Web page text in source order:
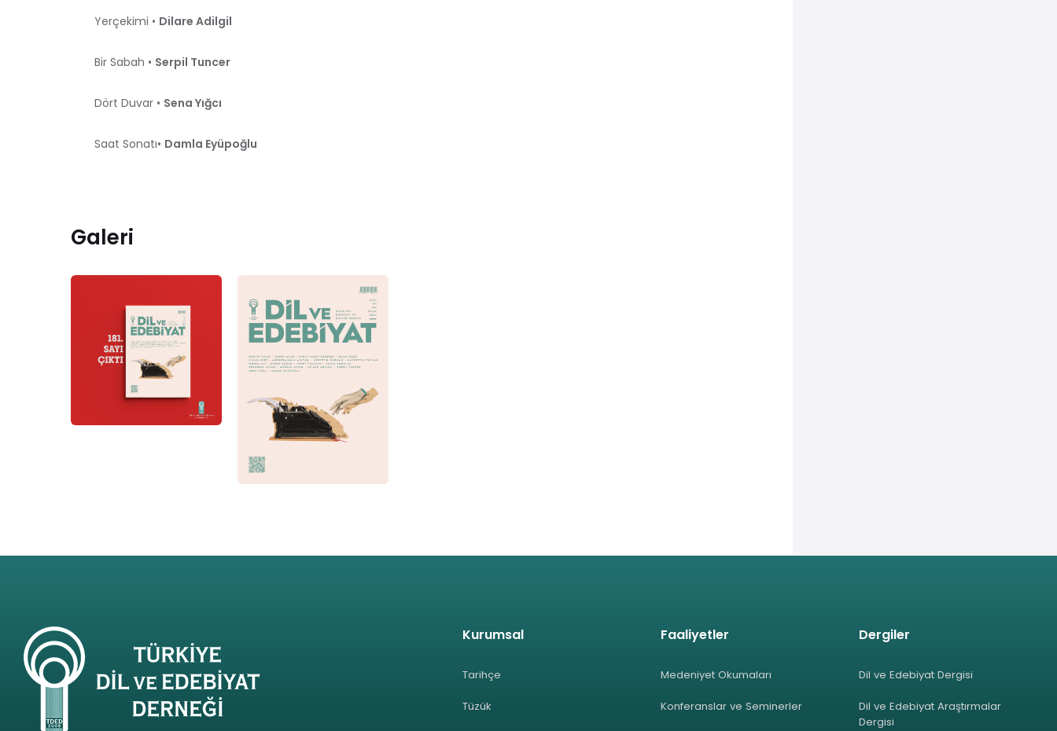
Yerçekimi • Dilare Adilgil
Bir Sabah • Serpil Tuncer
Dört Duvar • Sena Yığcı
Saat Sonatı• Damla Eyüpoğlu
Galeri
Kurumsal
Tarihçe
Tüzük
Faaliyetler
Medeniyet Okumaları
Konferanslar ve Seminerler
Dergiler
Dil ve Edebiyat Dergisi
Dil ve Edebiyat Araştırmalar
Dergisi